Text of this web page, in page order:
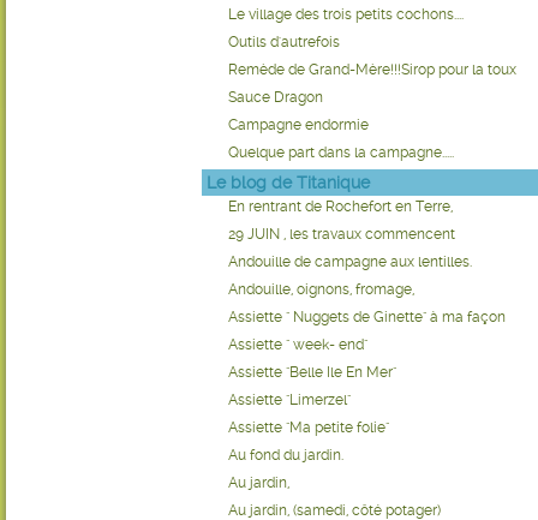
Le village des trois petits cochons....
Outils d'autrefois
Remède de Grand-Mère!!!Sirop pour la toux
Sauce Dragon
Campagne endormie
Quelque part dans la campagne.....
Le blog de Titanique
En rentrant de Rochefort en Terre,
29 JUIN , les travaux commencent
Andouille de campagne aux lentilles.
Andouille, oignons, fromage,
Assiette " Nuggets de Ginette" à ma façon
Assiette " week- end"
Assiette "Belle Ile En Mer"
Assiette "Limerzel"
Assiette "Ma petite folie"
Au fond du jardin.
Au jardin,
Au jardin, (samedi, côté potager)